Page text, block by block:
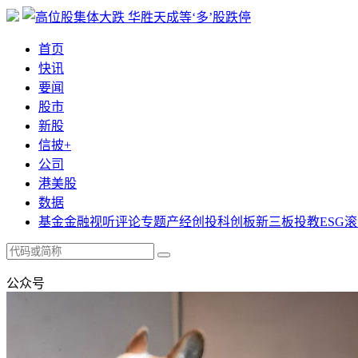
首页
快讯
要闻
股市
新股
信披+
公司
港美股
数据
基金金融视听评论专题产经创投科创板新三板投教ESG
公众号